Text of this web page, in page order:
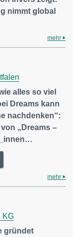
nimmt global
mehr
alles so viel
Dreams kann
nachdenken“:
„Dreams –
mehr
KG
gründet